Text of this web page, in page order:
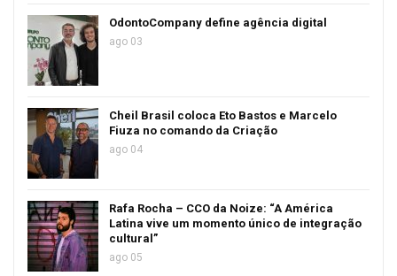
OdontoCompany define agência digital
ago 03
Cheil Brasil coloca Eto Bastos e Marcelo
Fiuza no comando da Criação
ago 04
Rafa Rocha – CCO da Noize: “A América
Latina vive um momento único de integração
cultural”
ago 05